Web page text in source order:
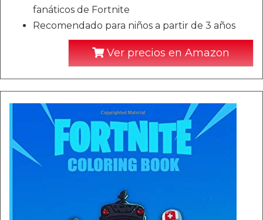
fanáticos de Fortnite
Recomendado para niños a partir de 3 años
Ver precios en Amazon